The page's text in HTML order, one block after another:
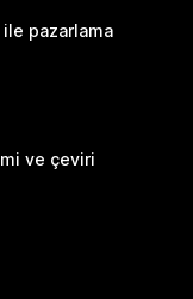
pazarlama
ve çeviri